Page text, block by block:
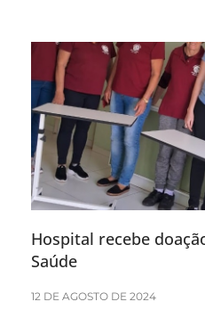
Hospital recebe
Saúde
12 DE AGOSTO DE 2024